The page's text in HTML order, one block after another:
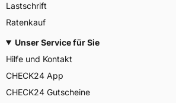
Lastschrift
Ratenkauf
Unser Service für Sie
Hilfe und Kontakt
CHECK24 App
CHECK24 Gutscheine